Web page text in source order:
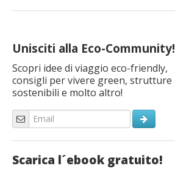
Unisciti alla Eco-Community!
Scopri idee di viaggio eco-friendly,
consigli per vivere green, strutture
sostenibili e molto altro!
Scarica l´ebook gratuito!